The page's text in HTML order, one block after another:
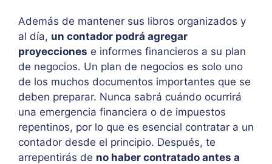
Además de mantener sus libros organizados y
al día, un contador podrá agregar
proyecciones e informes financieros a su plan
de negocios. Un plan de negocios es solo uno
de los muchos documentos importantes que se
deben preparar. Nunca sabrá cuándo ocurrirá
una emergencia financiera o de impuestos
repentinos, por lo que es esencial contratar a un
contador desde el principio. Después, te
arrepentirás de no haber contratado antes a